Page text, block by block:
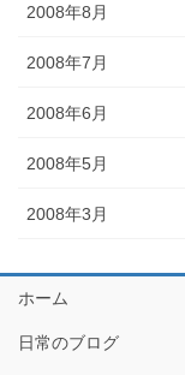
2008年8月
2008年7月
2008年6月
2008年5月
2008年3月
ホーム
日常のブログ